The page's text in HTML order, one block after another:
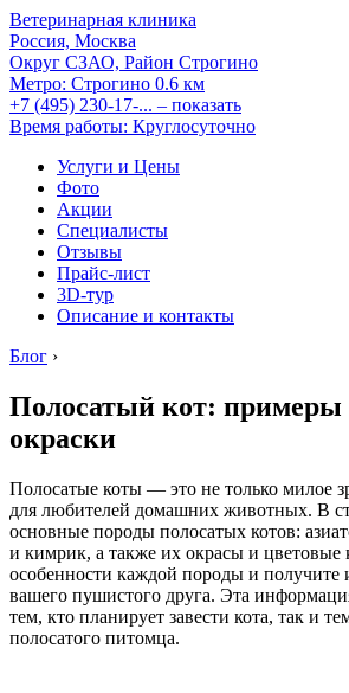
Ветеринарная клиника
Россия, Москва
Округ СЗАО, Район Строгино
Метро: Строгино 0.6 км
+7 (495) 230-17-... – показать
Время работы: Круглосуточно
Услуги и Цены
Фото
Акции
Специалисты
Отзывы
Прайс-лист
3D-тур
Описание и контакты
Блог ›
Полосатый кот: примеры
окраски
Полосатые коты — это не только милое
для любителей домашних животных. В
основные породы полосатых котов:
и кимрик, а также их окрасы и цветовые
особенности каждой породы и получите
вашего пушистого друга. Эта
тем, кто планирует завести кота, так и
полосатого питомца.